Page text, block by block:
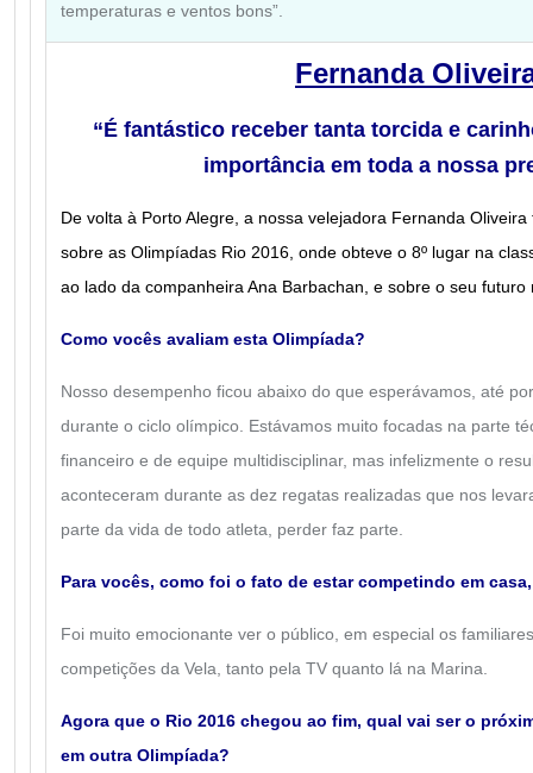
temperaturas e ventos bons”.
Fernanda
“É fantástico receber tanta torcida e
importância em toda a nossa
De volta à Porto Alegre, a nossa velejadora Fernanda
sobre as Olimpíadas Rio 2016, onde obteve o 8º lugar na
ao lado da companheira Ana Barbachan, e sobre o seu
Como vocês avaliam esta Olimpíada?
Nosso desempenho ficou abaixo do que esperávamos, até
durante o ciclo olímpico. Estávamos muito focadas na parte
financeiro e de equipe multidisciplinar, mas infelizmente o
aconteceram durante as dez regatas realizadas que nos
parte da vida de todo atleta, perder faz parte.
Para vocês, como foi o fato de estar competindo em
Foi muito emocionante ver o público, em especial os
competições da Vela, tanto pela TV quanto lá na Marina.
Agora que o Rio 2016 chegou ao fim, qual vai ser o
em outra Olimpíada?